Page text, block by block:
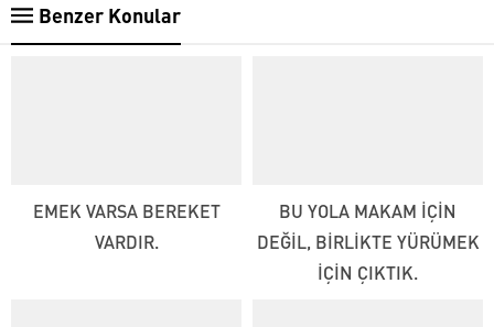
Benzer Konular
EMEK VARSA BEREKET
VARDIR.
BU YOLA MAKAM İÇİN
DEĞİL, BİRLİKTE YÜRÜMEK
İÇİN ÇIKTIK.